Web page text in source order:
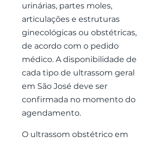
urinárias, partes moles,
articulações e estruturas
ginecológicas ou obstétricas,
de acordo com o pedido
médico. A disponibilidade de
cada tipo de ultrassom geral
em São José deve ser
confirmada no momento do
agendamento.
O ultrassom obstétrico em